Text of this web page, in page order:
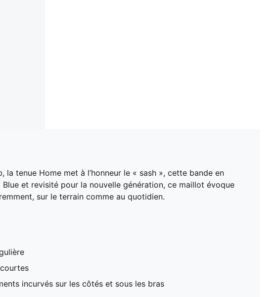
tenue Home met à l’honneur le « sash », cette bande en
et revisité pour la nouvelle génération, ce maillot évoque
sur le terrain comme au quotidien.
incurvés sur les côtés et sous les bras